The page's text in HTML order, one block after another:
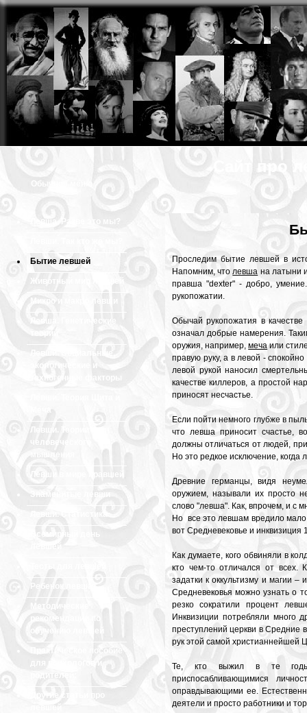
Сайт про
Обычное меню
Левша. Разве это мы?
Бытие левшей
Животный мир левшей
Микро и макро левши
Левша. Генетические
экологические и
техногенные факторы
Левши. Теории
Левши в мире правшей
Знаменитые левши
Всемирный день
левшей
Ребенок левша
обучению левшей
Практическое пособие
для психологов и
родителей:
Другие статьи про
левшей
Проследим бытие левшей в
Напомним, чтолевша на латыни
правша "dexter" - добро,
рукопожатии.
Обычай рукопожатия в
означал добрые намерения.
оружия, например,мечаили
правую руку, а в левой -
левой рукой наносил
качестве киллеров, а простой
приносят несчастье.
Если пойти немного глубже в
что левша приносит счастье,
должны отличаться от людей,
Но это редкое исключение,
Древние германцы, видя
оружием, называли их просто
слово "левша". Как, впрочем, и с
Но все это левшам вредило
вот Средневековье и инквизиция
Как думаете, кого обвиняли в
кто чем-то отличался от
задатки к оккультизму и магии
Средневековья можно узнать о
резко сократили процент
Инквизиции потребляли
преступлений церкви в Средние
рук этой самой христианнейшей
Те, кто выжил в те
приспосабливающимися
оправдывающими ее.
деятели и просто работники и